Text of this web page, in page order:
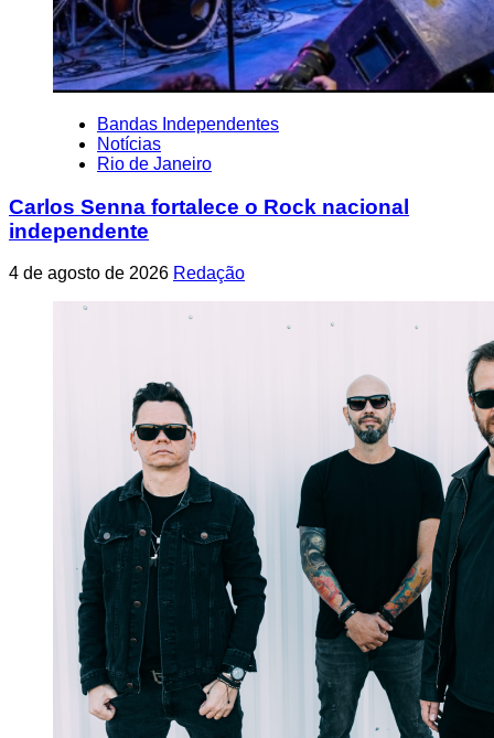
Bandas Independentes
Notícias
Rio de Janeiro
Carlos Senna fortalece o Rock nacional
independente
4 de agosto de 2026 Redação